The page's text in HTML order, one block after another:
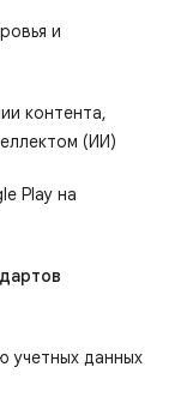
и
контента,
(ИИ)
Play на
учетных данных